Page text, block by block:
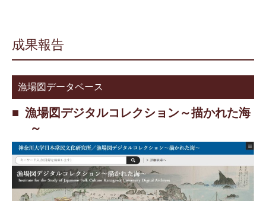
成果報告
漁場図データベース
漁場図デジタルコレクション～描かれた海
～